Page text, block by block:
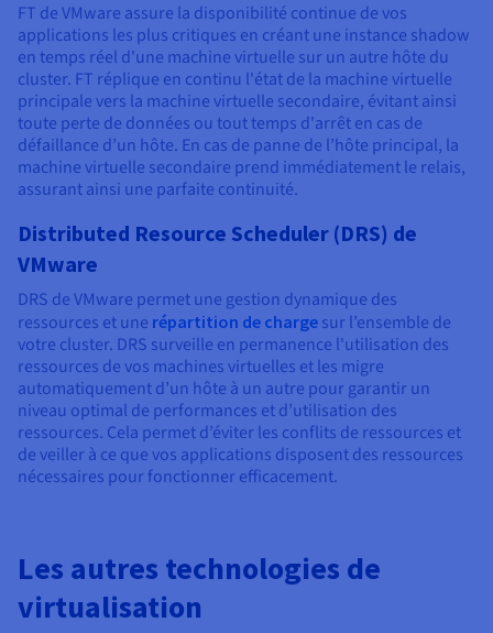
FT de VMware assure la disponibilité continue de vos
applications les plus critiques en créant une instance shadow
en temps réel d'une machine virtuelle sur un autre hôte du
cluster. FT réplique en continu l'état de la machine virtuelle
principale vers la machine virtuelle secondaire, évitant ainsi
toute perte de données ou tout temps d'arrêt en cas de
défaillance d’un hôte. En cas de panne de l’hôte principal, la
machine virtuelle secondaire prend immédiatement le relais,
assurant ainsi une parfaite continuité.
Distributed Resource Scheduler (DRS) de
VMware
DRS de VMware permet une gestion dynamique des
ressources et une répartition de charge sur l’ensemble de
votre cluster. DRS surveille en permanence l'utilisation des
ressources de vos machines virtuelles et les migre
automatiquement d’un hôte à un autre pour garantir un
niveau optimal de performances et d’utilisation des
ressources. Cela permet d’éviter les conflits de ressources et
de veiller à ce que vos applications disposent des ressources
nécessaires pour fonctionner efficacement.
Les autres technologies de
virtualisation